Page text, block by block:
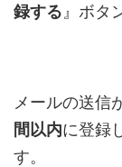
録する 』ボタ
メールの送信
間以内に登録
す。